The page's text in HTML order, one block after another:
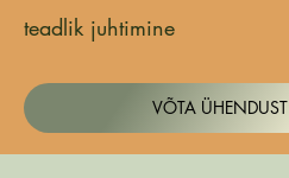
teadlik juhtimine
VÕTA ÜHENDUST